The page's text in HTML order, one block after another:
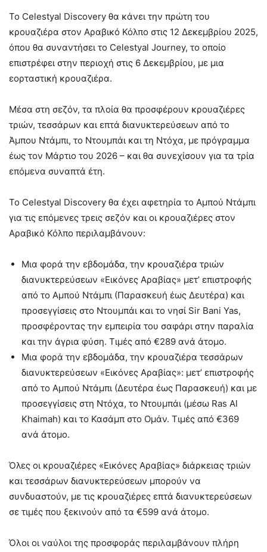
Το Celestyal Discovery θα κάνει την πρώτη του
κρουαζιέρα στον Αραβικό Κόλπο στις 12 Δεκεμβρίου 2025,
όπου θα συναντήσει το Celestyal Journey, το οποίο
επιστρέφει στην περιοχή στις 6 Δεκεμβρίου, με μια
εορταστική κρουαζιέρα.
Μέσα στη σεζόν, τα πλοία θα προσφέρουν κρουαζιέρες
τριών, τεσσάρων και επτά διανυκτερεύσεων από το
Άμπου Ντάμπι, το Ντουμπάι και τη Ντόχα, με πρόγραμμα
έως τον Μάρτιο του 2026 – και θα συνεχίσουν για τα τρία
επόμενα συναπτά έτη.
Το Celestyal Discovery θα έχει αφετηρία το Αμπού Ντάμπι
για τις επόμενες τρεις σεζόν και οι κρουαζιέρες στον
Αραβικό Κόλπο περιλαμβάνουν:
Μια φορά την εβδομάδα, την κρουαζιέρα τριών
διανυκτερεύσεων «Εικόνες Αραβίας» μετ’ επιστροφής
από το Αμπού Ντάμπι (Παρασκευή έως Δευτέρα) και
προσεγγίσεις στο Ντουμπάι και το νησί Sir Bani Yas,
προσφέροντας την εμπειρία του σαφάρι στην παραλία
και την άγρια φύση. Τιμές από €289 ανά άτομο.
Μια φορά την εβδομάδα, την κρουαζιέρα τεσσάρων
διανυκτερεύσεων «Εικόνες Αραβίας»: μετ’ επιστροφής
από το Αμπού Ντάμπι (Δευτέρα έως Παρασκευή) και με
προσεγγίσεις στη Ντόχα, το Ντουμπάι (μέσω Ras Al
Khaimah) και το Κασάμπ στο Ομάν. Τιμές από €369
ανά άτομο.
Όλες οι κρουαζιέρες «Εικόνες Αραβίας» διάρκειας τριών
και τεσσάρων διανυκτερεύσεων μπορούν να
συνδυαστούν, με τις κρουαζιέρες επτά διανυκτερεύσεων
σε τιμές που ξεκινούν από τα €599 ανά άτομο.
Όλοι οι ναύλοι της προσφοράς περιλαμβάνουν πλήρη